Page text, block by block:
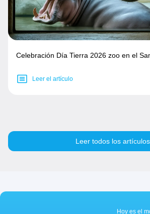
Celebración Día Tierra 2026 zoo en el
Leer el artículo
Leer todos los artículos
Hoy es el